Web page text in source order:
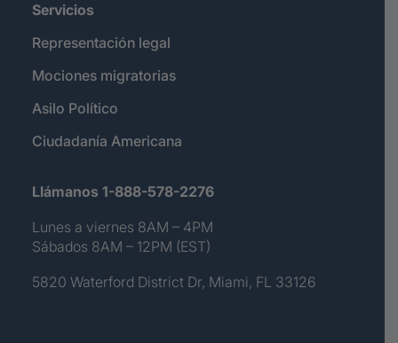
Servicios
Representación legal
Mociones migratorias
Asilo Político
Ciudadanía Americana
Llámanos 1-888-578-2276
Lunes a viernes 8AM – 4PM
Sábados 8AM – 12PM (EST)
5820 Waterford District Dr, Miami, FL 33126